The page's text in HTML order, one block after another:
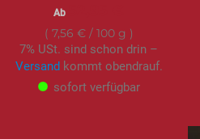
Ab
7,56 €/ 100 g
7% USt. sind schon drin –
Versandkommt obendrauf.
sofort verfügbar